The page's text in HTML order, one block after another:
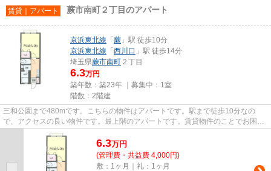
賃貸｜アパート 蕨市南町２丁目のアパート
京浜東北線 「 蕨 」駅 徒歩10分
京浜東北線 「 西川口 」駅 徒歩14分
埼玉県蕨市南町 ２丁目
6.3万円
築年数：築23年 ｜募集中： 1室
階数：2階建
三和公園まで480mです。こちらの物件はアパートです。駅まで徒歩10分なの
で、アクセスの良い物件です。最上階のアパートです。賃貸物件のことでお困り
なら、まずは当社へご連絡下さい...
6.3万円
(管理費・共益費 4,000円)
敷：1ヶ月｜礼：1ヶ月